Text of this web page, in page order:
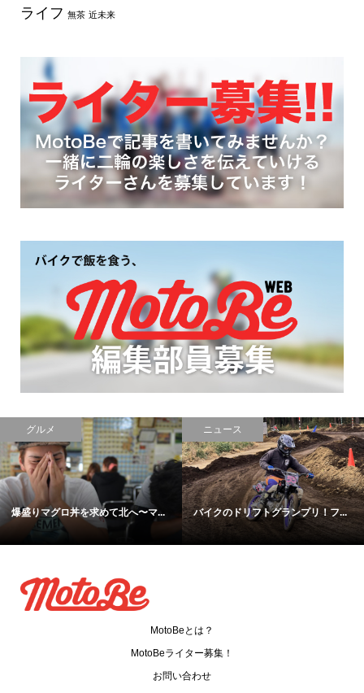
ライフ 無茶 近未来
のドリフトグランプリ！フ...
メンテ
【復活】ボロさ払拭！白くなって...
レ
【原
MotoBeとは？
MotoBeライター募集！
お問い合わせ